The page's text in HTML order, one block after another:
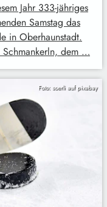
Jahr 333-jähriges
Samstag das
in Oberhaunstadt.
Schmankerln, dem …
Foto: soerli auf pixabay